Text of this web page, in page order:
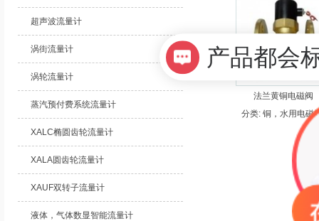
超声波流量计
涡街流量计
涡轮流量计
蒸汽预付费系统流量计
XALC椭圆齿轮流量计
XALA圆齿轮流量计
XAUF双转子流量计
液体，气体数显智能流量计
法兰黄铜电磁阀
分类: 铜，水用电磁
产品都会